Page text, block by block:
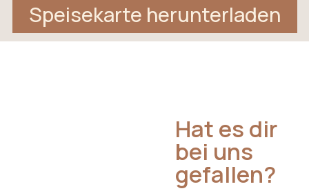
Speisekarte herunterladen
Hat es dir
bei uns
gefallen?